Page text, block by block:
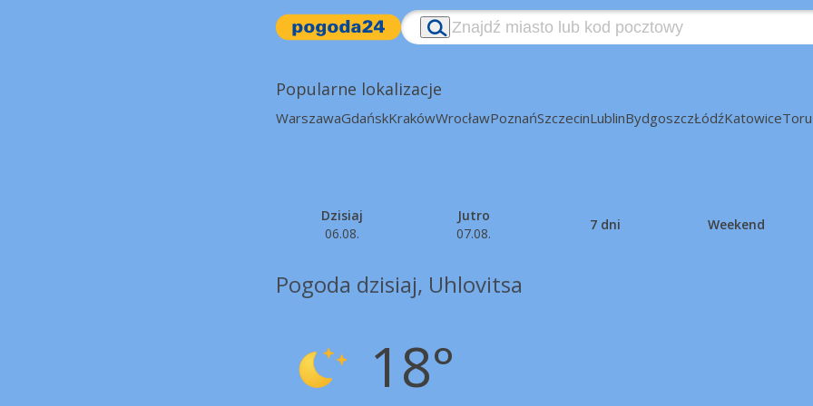
Popularne lokalizacje
WarszawaGdańskKrakówWrocławPoznańSzczecinLublinBydgoszczŁódźKatowice
Dzisiaj
06.08.
Jutro
07.08.
7 dni Weekend
Pogoda dzisiaj, Uhlovitsa
18°